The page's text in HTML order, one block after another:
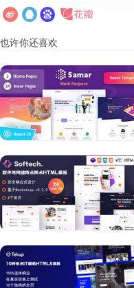
也许你还喜欢